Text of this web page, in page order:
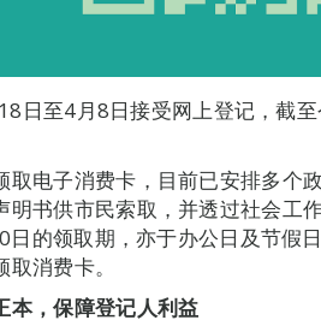
日至4月8日接受网上登记，截
取电子消费卡，目前已安排多个
明书供市民索取，并透过社会工
的领取期，亦于办公日及节假
消费卡。
本，保障登记人利益